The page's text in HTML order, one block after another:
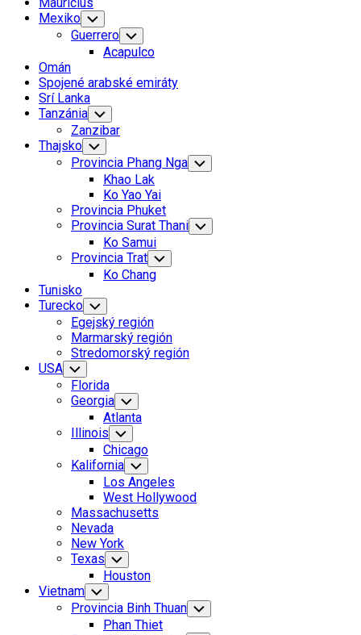
Mexiko Toggle
Child
Menu
Guerrero Toggle
Child
Menu
Acapulco
Omán
Spojené arabské emiráty
Srí Lanka
Tanzánia Toggle
Child
Menu
Zanzibar
Thajsko Toggle
Child
Menu
Provincia Phang Nga Toggle
Child
Khao Lak
Ko Yao Yai
Provincia Phuket
Provincia Surat Thani Toggle
Child
Ko Samui
Provincia Trat Toggle
Child
Menu
Ko Chang
Tunisko
Turecko Toggle
Child
Menu
Egejský región
Marmarský región
Stredomorský región
USA Toggle
Child
Menu
Florida
Georgia Toggle
Child
Menu
Atlanta
Illinois Toggle
Child
Menu
Chicago
Kalifornia Toggle
Child
Menu
Los Angeles
West Hollywood
Massachusetts
Nevada
New York
Texas Toggle
Child
Menu
Houston
Vietnam Toggle
Child
Menu
Provincia Binh Thuan Toggle
Child
Menu
Phan Thiet